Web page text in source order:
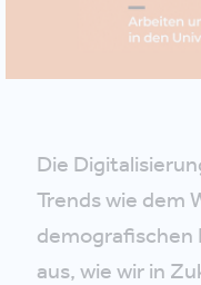
Die
Trends wie dem
demografischen
aus, wie wir in